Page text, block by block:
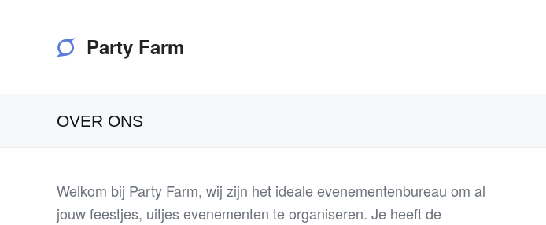
Party Farm
OVER ONS
Welkom bij Party Farm, wij zijn het ideale evenementenbureau om al
jouw feestjes, uitjes evenementen te organiseren. Je heeft de